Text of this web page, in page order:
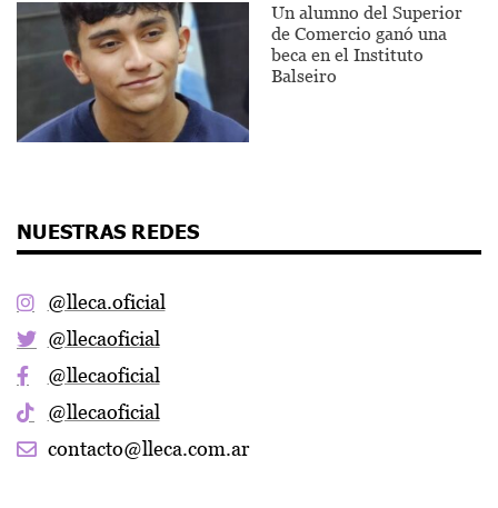
Un alumno del Superior
de Comercio ganó una
beca en el Instituto
Balseiro
NUESTRAS REDES
@lleca.oficial
@llecaoficial
@llecaoficial
@llecaoficial
contacto@lleca.com.ar